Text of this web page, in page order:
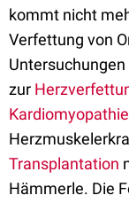
kommt nicht
Verfettung von
Untersuchungen
zur
Kardiomyopathie
Transplantation
Hämmerle. Die